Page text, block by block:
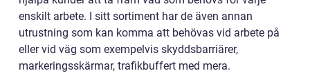
enskilt arbete. I sitt sortiment har de även annan
utrustning som kan komma att behövas vid arbete på
eller vid väg som exempelvis skyddsbarriärer,
markeringsskärmar, trafikbuffert med mera.